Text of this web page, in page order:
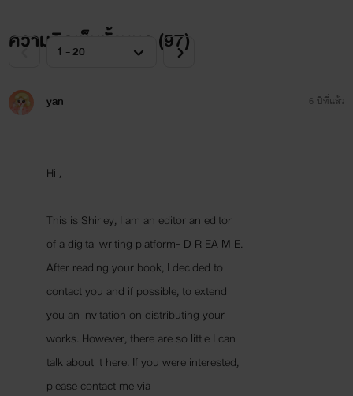
ภาพถ่ายเยอะเลยด้วย!นีน่าคิดว่าตอนนี้ตาของ
เธอคงสว่างจ้ายิ่งกว่าตะเกียงเจ้าพายุเสียอีก แล
อย่างช้าๆ ท่วงท่าของเขามันเซ็กซี่เร้าใจเหลือเ
จากการทำตัวให้เปลือยเปล่า คริสเตียนจะทำให้
Stylo Romantique
www.mebmarket.com
หน้าร้อนวูบวาบ รู้สึกเสียวขึ้นมาทั้งที่เขายังไม่
ความคิดเห็นทั้งหมด (97)
yan
Hi ,
This is Shirley, I am an editor an editor
of a digital writing platform- D R EA M E.
After reading your book, I decided to
contact you and if possible, to extend
you an invitation on distributing your
works. However, there are so little I can
talk about it here. If you were interested,
please contact me via
6 ปีที่แล้ว